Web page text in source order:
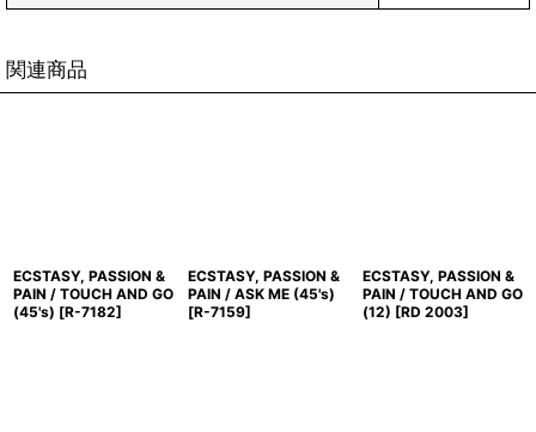
関連商品
ECSTASY, PASSION &
PAIN / TOUCH AND GO
(45's) [R-7182]
ECSTASY, PASSION &
PAIN / ASK ME (45's)
[R-7159]
ECSTASY, PASSION &
PAIN / TOUCH AND GO
(12) [RD 2003]